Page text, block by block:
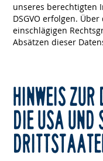
unseres berechtigten
DSGVO erfolgen.
einschlägigen
Absätzen dieser
HINWEIS ZUR
DIE USA UND